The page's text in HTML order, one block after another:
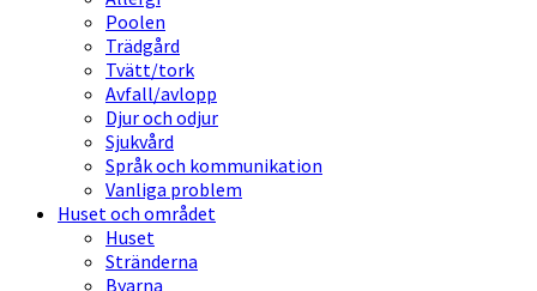
Poolen
Trädgård
Tvätt/tork
Avfall/avlopp
Djur och odjur
Sjukvård
Språk och kommunikation
Vanliga problem
Huset och området
Huset
Stränderna
Byarna